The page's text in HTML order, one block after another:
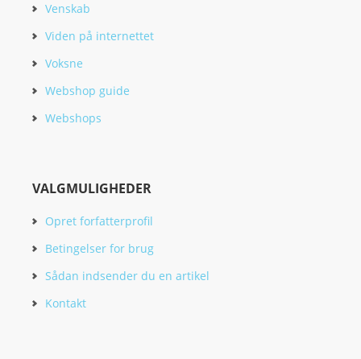
Venskab
Viden på internettet
Voksne
Webshop guide
Webshops
VALGMULIGHEDER
Opret forfatterprofil
Betingelser for brug
Sådan indsender du en artikel
Kontakt